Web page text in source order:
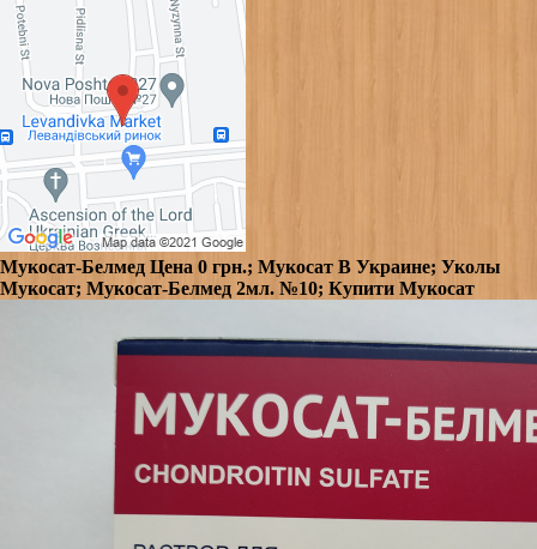
Мукосат-Белмед Цена 0 грн.; Мукосат В Украине; Уколы
Мукосат; Мукосат-Белмед 2мл. №10; Купити Мукосат